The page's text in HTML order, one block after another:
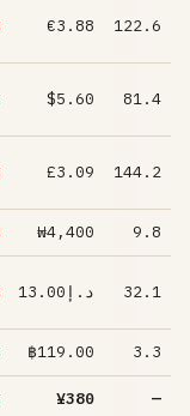
€3.88 122.6
$5.60 81.4
£3.09 144.2
₩4,400 9.8
د.إ13.00 32.1
฿119.00 3.3
¥380 —